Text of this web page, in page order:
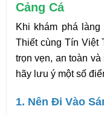
Cảng Cá
Khi khám phá
Thiết cùng Tín Việt
trọn vẹn, an toàn
hãy lưu ý một số
1. Nên Đi Vào